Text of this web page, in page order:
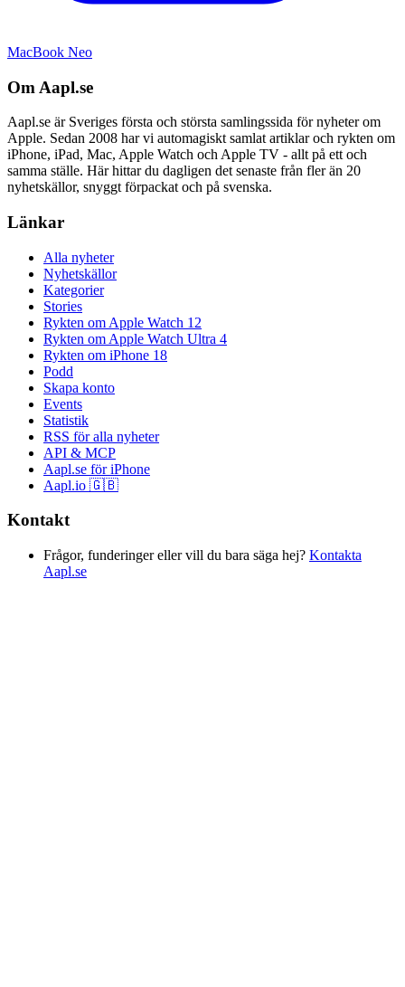
MacBook Neo
Om Aapl.se
Aapl.se är Sveriges första och största samlingssida för nyheter om
Apple. Sedan 2008 har vi automagiskt samlat artiklar och rykten om
iPhone, iPad, Mac, Apple Watch och Apple TV - allt på ett och
samma ställe. Här hittar du dagligen det senaste från fler än 20
nyhetskällor, snyggt förpackat och på svenska.
Länkar
Alla nyheter
Nyhetskällor
Kategorier
Stories
Rykten om Apple Watch 12
Rykten om Apple Watch Ultra 4
Rykten om iPhone 18
Podd
Skapa konto
Events
Statistik
RSS för alla nyheter
API & MCP
Aapl.se för iPhone
Aapl.io 🇬🇧
Kontakt
Frågor, funderinger eller vill du bara säga hej? Kontakta
Aapl.se